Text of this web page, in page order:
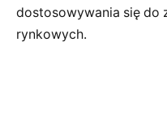
dostosowywania się do
rynkowych.